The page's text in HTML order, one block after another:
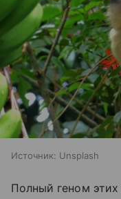
Источник: Unsplash
Полный геном